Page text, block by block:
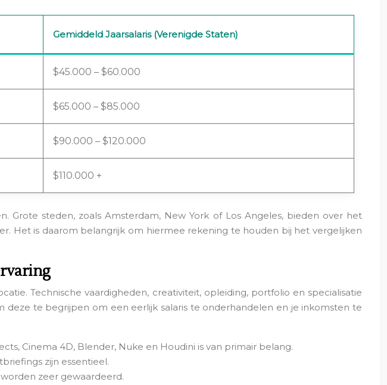
Gemiddeld Jaarsalaris (Verenigde Staten)
$45.000 – $60.000
$65.000 – $85.000
$90.000 – $120.000
$110.000 +
Grote steden, zoals Amsterdam, New York of Los Angeles, bieden over het
Het is daarom belangrijk om hiermee rekening te houden bij het vergelijken
Technische vaardigheden, creativiteit, opleiding, portfolio en specialisatie
te begrijpen om een eerlijk salaris te onderhandelen en je inkomsten te
Cinema 4D, Blender, Nuke en Houdini is van primair belang.
zijn essentieel.
zeer gewaardeerd.